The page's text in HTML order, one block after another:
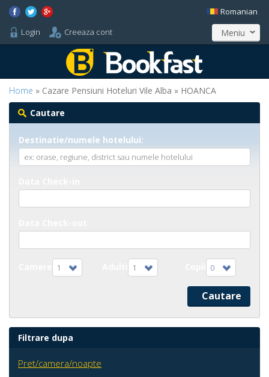
Login Creeaza cont
Romanian
Meniu
Home » Cazare Pensiuni Hoteluri Vile Alba » HOANCA
Cautare
Destinatie/numele hotelului:
1 1 0
Filtrare dupa
Pret/camera/noapte